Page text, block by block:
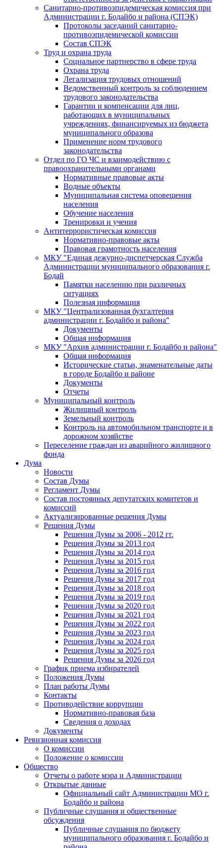
Санитарно-противоэпидемическая комиссия при
Администрации г. Бодайбо и района (СПЭК)
Протоколы заседаний санитарно-
противоэпидемической комиссии
Состав СПЭК
Труд и охрана труда
Социальное партнерство в сфере труда
Охрана труда
Легализация трудовых отношений
Ведомственный контроль за соблюдением
трудового законодательства
Гарантии и компенсации для лиц,
работающих в муниципальных
учреждениях, финансируемых из бюджета
муниципального образова
Применение норм трудового
законодательства
Отдел по ГО ЧС и взаимодействию с
правоохранительными органами
Нормативные правовые акты
Водные объекты
Муниципальная система оповещения
населения
Обучение населения
Тренировки и учения
Антитеррористическая комиссия
Нормативно-правовые акты
Правовая грамотность населения
МКУ "Единая дежурно-диспетчерская Служба
Администрации муниципального образования г.
Бодай
Памятки населению при различных
ситуациях
Полезная информация
МКУ "Централизованная бухгалтерия
администрации г. Бодайбо и района"
Документы
Общая информация
МКУ "Архив администрации г. Бодайбо и района"
Общая информация
Исторические статьи, знаменательные даты
в городе Бодайбо и районе
Документы
Отчеты
Муниципальный контроль
Жилищный контроль
Земельный контроль
Контроль на автомобильном транспорте и в
дорожном хозяйстве
Переселение граждан из аварийного жилищного
фонда
Дума
Новости
Состав Думы
Регламент Думы
Состав постоянных депутатских комитетов и
комиссий
Актуализированные решения Думы
Решения Думы
Решения Думы за 2006 - 2012 гг.
Решения Думы за 2013 год
Решения Думы за 2014 год
Решения Думы за 2015 год
Решения Думы за 2016 год
Решения Думы за 2017 год
Решения Думы за 2018 год
Решения Думы за 2019 год
Решения Думы за 2020 год
Решения Думы за 2021 год
Решения Думы за 2022 год
Решения Думы за 2023 год
Решения Думы за 2024 год
Решения Думы за 2025 год
Решения Думы за 2026 год
График приема избирателей
Положения Думы
План работы Думы
Контакты
Противодействие коррупции
Нормативно-правовая база
Сведения о доходах
Документы
Ревизионная комиссия
О комиссии
Положение о комиссии
Общество
Отчеты о работе мэра и Администрации
Открытые данные
Официальный сайт Администрации МО г.
Бодайбо и района
Публичные слушания и общественные
обсуждения
Публичные слушания по бюджету
муниципального образования г. Бодайбо и